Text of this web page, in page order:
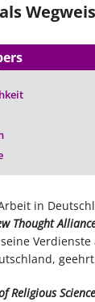
in
Thought
Religious Science